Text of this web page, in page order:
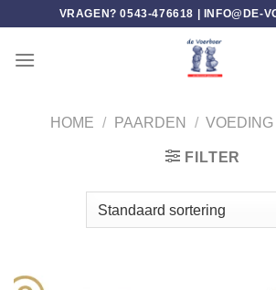
inhoud
VRAGEN? 0543-476618 | INFO@DE-
HOME / PAARDEN / VOEDING
FILTER